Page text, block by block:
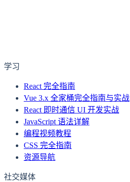
学习
React 完全指南
Vue 3.x 全家桶完全指南与实战
React 即时通信 UI 开发实战
JavaScript 语法详解
编程视频教程
CSS 完全指南
资源导航
社交媒体